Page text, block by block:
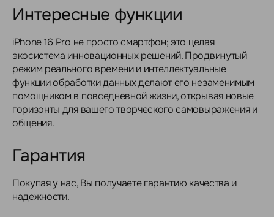
Интересные функции
iPhone 16 Pro не просто смартфон; это целая
экосистема инновационных решений. Продвинутый
режим реального времени и интеллектуальные
функции обработки данных делают его незаменимым
помощником в повседневной жизни, открывая новые
горизонты для вашего творческого самовыражения и
общения.
Гарантия
Покупая у нас, Вы получаете гарантию качества и
надежности.